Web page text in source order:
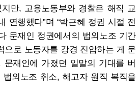
만, 고용노동부와 경찰은 해직 교
연행했다”며 “박근혜 정권 시절 전
문재인 정권에서의 법외노조 기간
으로 노동자를 강경 진압하는 게 문
문재인에 가졌던 일말의 기대를 버
외노조 취소, 해고자 원직 복직을